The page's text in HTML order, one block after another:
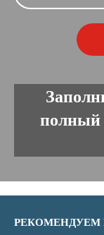
полный
РЕКОМЕНДУЕМ